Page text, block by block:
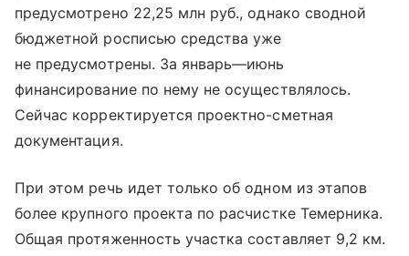
предусмотрено 22,25 млн руб., однако сводной
бюджетной росписью средства уже
не предусмотрены. За январь—июнь
финансирование по нему не осуществлялось.
Сейчас корректируется проектно-сметная
документация.
При этом речь идет только об одном из этапов
более крупного проекта по расчистке Темерника.
Общая протяженность участка составляет 9,2 км.